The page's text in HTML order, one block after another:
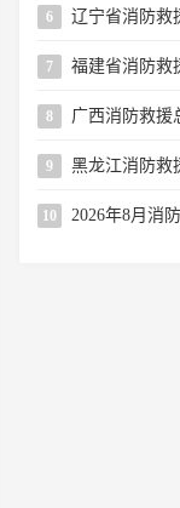
6 辽宁省消防救援总队消防行业职业技
7 福建省消防救援总队消防行业职
8 广西消防救援总队消防行业职
9 黑龙江消防救援总队消
10 2026年8月消